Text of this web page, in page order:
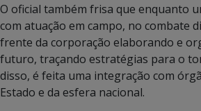
O oficial também frisa que enquanto
com atuação em campo, no combate
frente da corporação elaborando e
futuro, traçando estratégias para o
disso, é feita uma integração com
Estado e da esfera nacional.